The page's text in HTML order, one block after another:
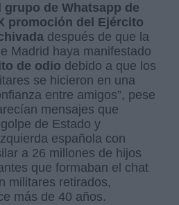
de Whatsapp de
promoción del Ejército
después de que la
Madrid haya manifestado
de odio debido a que los
se hicieron en una
entre amigos”, pese
mensajes que
de Estado y
española con
a 26 millones de hijos
que formaban el chat
militares retirados,
más de 40 años.